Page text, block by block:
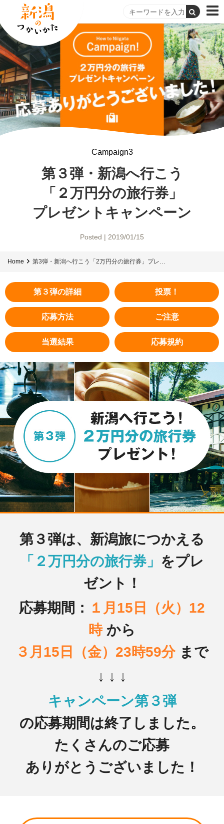
Campaign3
第３弾・新潟へ行こう
「２万円分の旅行券」
プレゼントキャンペーン
Posted | 2019/01/15
Home 第3弾・新潟へ行こう「2万円分の旅行券」プレ…
第３弾の詳細 投票！
応募方法 ご注意
当選結果 応募規約
第３弾は、新潟旅につかえる
「２万円分の旅行券」 をプレ
ゼント！
応募期間： １月15日（火）12
時から
３月15日（金）23時59分まで
↓ ↓ ↓
キャンペーン第３弾
の応募期間は終了しました。
たくさんのご応募
ありがとうございました！